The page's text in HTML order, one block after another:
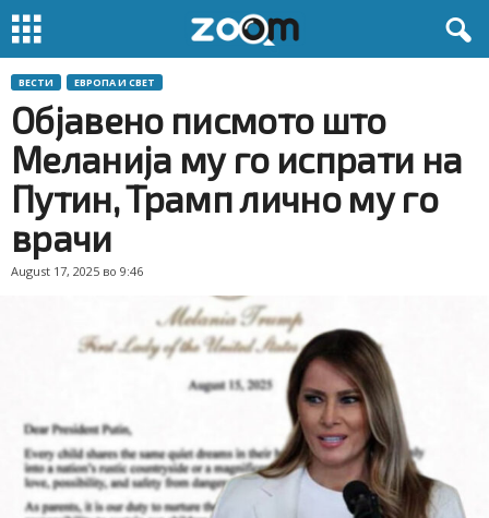
ВЕСТИ ЕВРОПА И СВЕТ
Објавено писмото што
Меланија му го испрати на
Путин, Трамп лично му го
врачи
August 17, 2025 во 9:46